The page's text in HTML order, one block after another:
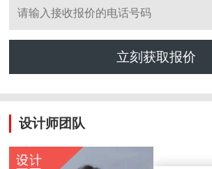
立刻获取报价
设计师团队